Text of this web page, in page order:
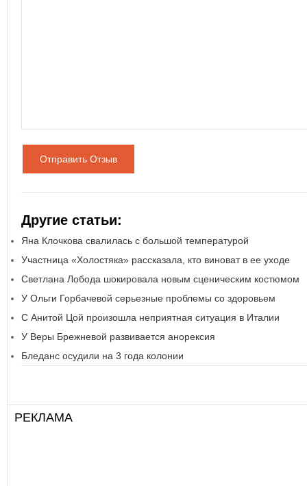
Отправить Отзыв
Другие статьи:
Яна Клочкова свалилась с большой температурой
Участница «Холостяка» рассказала, кто виноват в ее уходе
Светлана Лобода шокировала новым сценическим костюмом
У Ольги Горбачевой серьезные проблемы со здоровьем
С Анитой Цой произошла неприятная ситуация в Италии
У Веры Брежневой развивается анорексия
Бледанс осудили на 3 года колонии
РЕКЛАМА